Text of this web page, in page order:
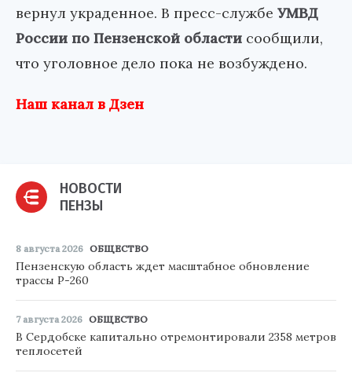
вернул украденное. В пресс-службе УМВД
России по Пензенской области сообщили,
что уголовное дело пока не возбуждено.
Наш канал в Дзен
НОВОСТИ
ПЕНЗЫ
8 августа 2026 ОБЩЕСТВО
Пензенскую область ждет масштабное обновление
трассы Р-260
7 августа 2026 ОБЩЕСТВО
В Сердобске капитально отремонтировали 2358 метров
теплосетей